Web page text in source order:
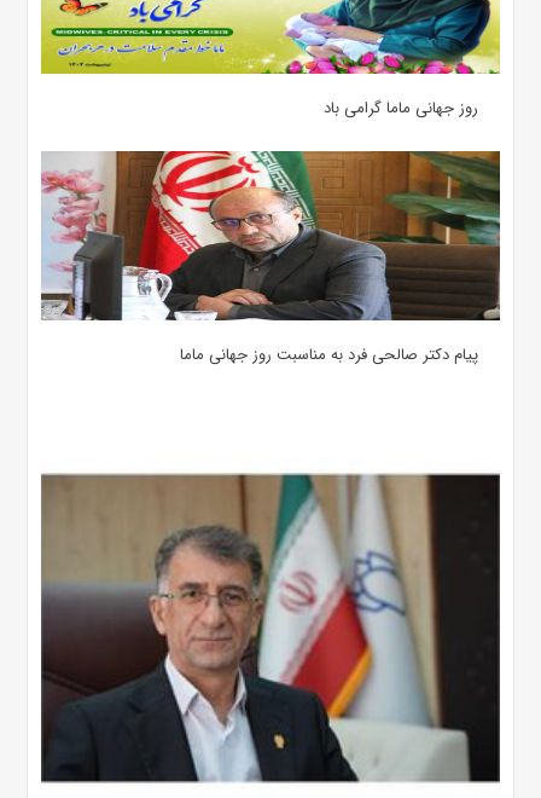
روز جهانی ماما گرامی باد
پیام دکتر صالحی فرد به مناسبت روز جهانی ماما